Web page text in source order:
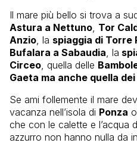
Il mare più bello si trova a
Astura a Nettuno, Tor
Anzio, la spiaggia di Torre
Bufalara a Sabaudia, la
Circeo, quella delle
Gaeta ma anche quella
Se ami follemente il mare
vacanza nell’isola di Ponza
che con le calette e l’acqua
azzurro non hanno nulla da